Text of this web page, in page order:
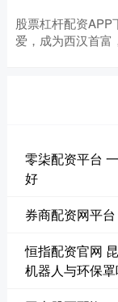
股票杠杆配资APP
爱，成为西汉首富
零柒配资平台
好
券商配资网平
恒指配资官网
机器人与环保